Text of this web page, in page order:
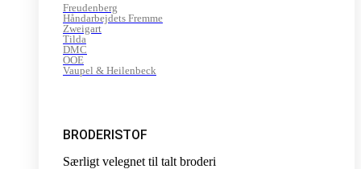
Freudenberg
Håndarbejdets Fremme
Zweigart
Tilda
DMC
OOE
Vaupel & Heilenbeck
BRODERISTOF
Særligt velegnet til talt broderi